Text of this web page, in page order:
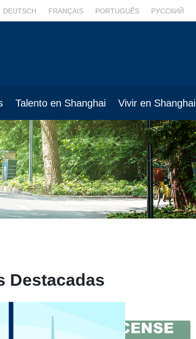
DEUTSCH FRANÇAIS PORTUGUÊS РУССКИЙ
Talento en Shanghai Vivir en Shanghai
Destacadas